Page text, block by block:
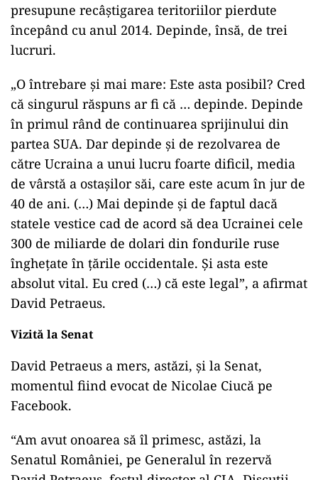
presupune recâștigarea teritoriilor pierdute
începând cu anul 2014. Depinde, însă, de trei
lucruri.
„O întrebare şi mai mare: Este asta posibil? Cred
că singurul răspuns ar fi că … depinde. Depinde
în primul rând de continuarea sprijinului din
partea SUA. Dar depinde şi de rezolvarea de
către Ucraina a unui lucru foarte dificil, media
de vârstă a ostaşilor săi, care este acum în jur de
40 de ani. (…) Mai depinde şi de faptul dacă
statele vestice cad de acord să dea Ucrainei cele
300 de miliarde de dolari din fondurile ruse
îngheţate în ţările occidentale. Şi asta este
absolut vital. Eu cred (…) că este legal”, a afirmat
David Petraeus.
Vizită la Senat
David Petraeus a mers, astăzi, și la Senat,
momentul fiind evocat de Nicolae Ciucă pe
Facebook.
Play